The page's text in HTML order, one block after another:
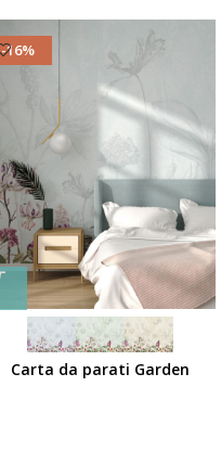
-16%
Carta da parati Garden